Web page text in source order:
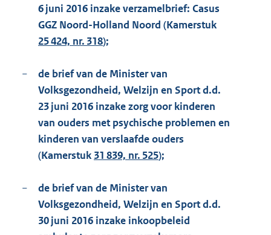
6 juni 2016 inzake verzamelbrief: Casus
GGZ Noord-Holland Noord (Kamerstuk
25 424, nr. 318);
−
de brief van de Minister van
Volksgezondheid, Welzijn en Sport d.d.
23 juni 2016 inzake zorg voor kinderen
van ouders met psychische problemen en
kinderen van verslaafde ouders
(Kamerstuk 31 839, nr. 525);
−
de brief van de Minister van
Volksgezondheid, Welzijn en Sport d.d.
30 juni 2016 inzake inkoopbeleid